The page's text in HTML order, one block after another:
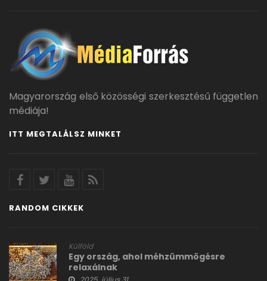
Magyarország első közösségi szerkesztésű független
médiája!
ITT MEGTALÁLSZ MINKET
RANDOM CIKKEK
Külföld
Egy ország, ahol méhzümmögésre
relaxálnak